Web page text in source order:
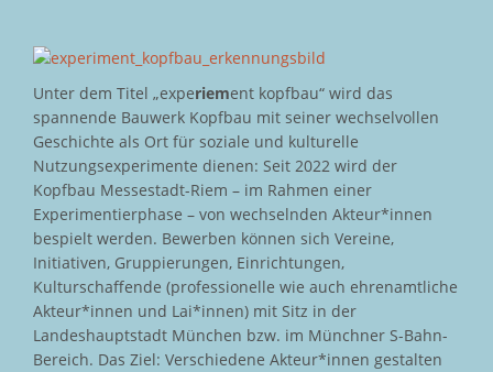
Unter dem Titel „experiement kopfbau“ wird das
spannende Bauwerk Kopfbau mit seiner wechselvollen
Geschichte als Ort für soziale und kulturelle
Nutzungsexperimente dienen: Seit 2022 wird der
Kopfbau Messestadt-Riem – im Rahmen einer
Experimentierphase – von wechselnden Akteur*innen
bespielt werden. Bewerben können sich Vereine,
Initiativen, Gruppierungen, Einrichtungen,
Kulturschaffende (professionelle wie auch ehrenamtliche
Akteur*innen und Lai*innen) mit Sitz in der
Landeshauptstadt München bzw. im Münchner S-Bahn-
Bereich. Das Ziel: Verschiedene Akteur*innen gestalten